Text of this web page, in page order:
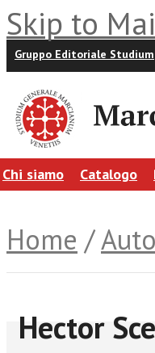
Skip to
Gruppo Editoriale Studium
Chi siamo Catalogo
Home /
Hector